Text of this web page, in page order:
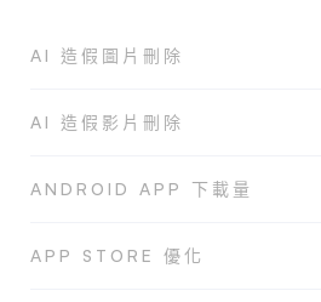
AI 造假圖片刪除
AI 造假影片刪除
ANDROID APP 下載量
APP STORE 優化